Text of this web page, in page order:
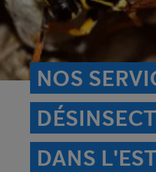
NOS
DANS